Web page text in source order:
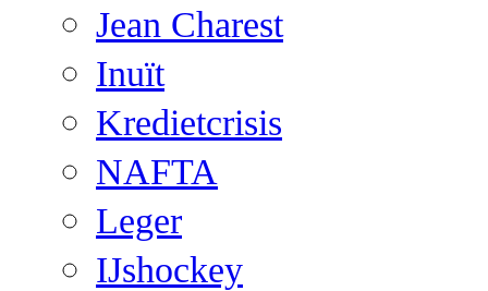
Jean Charest
Inuït
Kredietcrisis
NAFTA
Leger
IJshockey